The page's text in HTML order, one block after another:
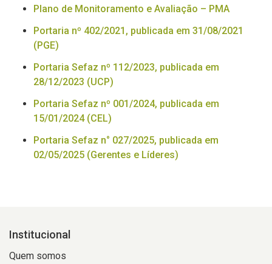
Plano de Monitoramento e Avaliação – PMA
Portaria nº 402/2021, publicada em 31/08/2021
(PGE)
Portaria Sefaz nº 112/2023, publicada em
28/12/2023 (UCP)
Portaria Sefaz nº 001/2024, publicada em
15/01/2024 (CEL)
Portaria Sefaz n° 027/2025, publicada em
02/05/2025 (Gerentes e Líderes)
Institucional
Quem somos